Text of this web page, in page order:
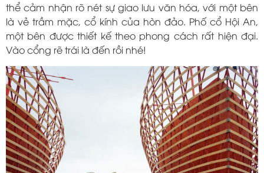
thể cảm nhận rõ nét sự giao lưu văn hóa, với một bên
là vẻ trầm mặc, cổ kính của hòn đảo. Phố cổ Hội An,
một bên được thiết kế theo phong cách rất hiện đại.
Vào cổng rẽ trái là đến rồi nhé!